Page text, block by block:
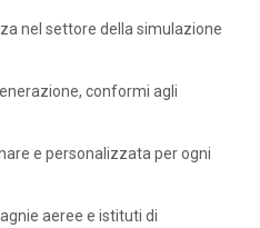
nel settore della simulazione
conformi agli
e personalizzata per ogni
aeree e istituti di